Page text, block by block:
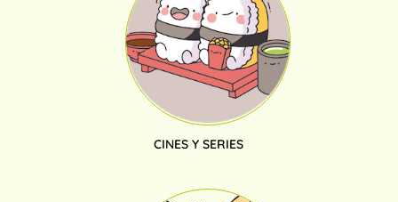
CINES Y SERIES